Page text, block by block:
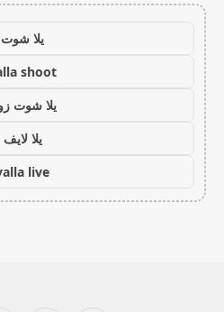
يلا شوت
shoot
يلا شوت
يلا لايف
live